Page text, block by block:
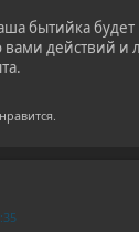
бытийка будет
вами действий и